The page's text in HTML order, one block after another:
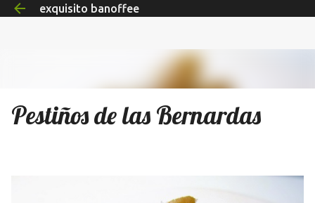
Ir al contenido principal
exquisito banoffee
Pestiños de las Bernardas